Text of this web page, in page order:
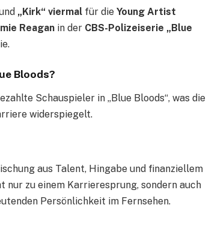
„Kirk“ viermal für die Young Artist
Reagan in der CBS-Polizeiserie „Blue
Bloods?
Schauspieler in „Blue Bloods“, was die
widerspiegelt.
aus Talent, Hingabe und finanziellem
nur zu einem Karrieresprung, sondern auch
Persönlichkeit im Fernsehen.